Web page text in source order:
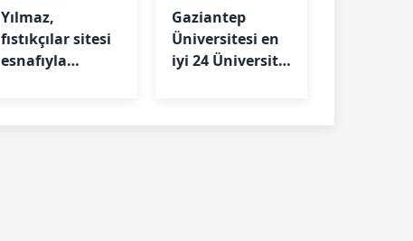
Yılmaz,
fıstıkçılar sitesi
esnafıyla
Gaziantep
Üniversitesi en
iyi 24 Üniversite